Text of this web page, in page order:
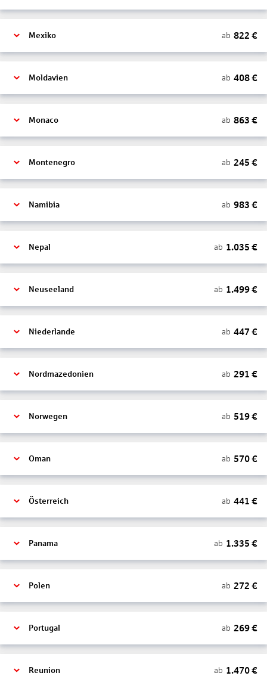
Mexiko ab 822 €
Moldavien ab 408€
Monaco ab 863 €
Montenegro ab 245 €
Namibia ab 983 €
Nepal ab 1.035 €
Neuseeland ab 1.499€
Niederlande ab 447 €
Nordmazedonien ab 291 €
Norwegen ab 519€
Oman ab 570€
Österreich ab 441 €
Panama ab 1.335 €
Polen ab 272 €
Portugal ab 269€
Reunion ab 1.470€